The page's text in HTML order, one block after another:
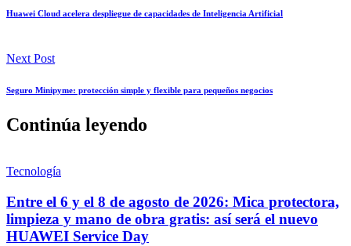
Huawei Cloud acelera despliegue de capacidades de Inteligencia Artificial
Next Post
Seguro Minipyme: protección simple y flexible para pequeños negocios
Continúa leyendo
Tecnología
Entre el 6 y el 8 de agosto de 2026: Mica protectora,
limpieza y mano de obra gratis: así será el nuevo
HUAWEI Service Day